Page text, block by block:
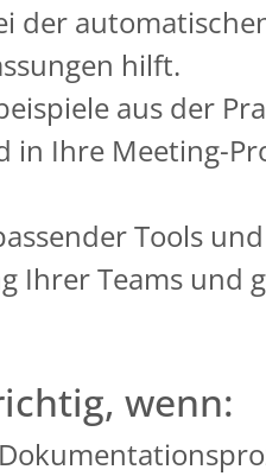
der
hilft.
aus der
in Ihre Meeting-
Tools
Ihrer Teams und
wenn: